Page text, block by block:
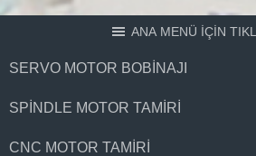
ANA MENÜ İÇİN
SERVO MOTOR BOBINAJI
SPINDLE MOTOR TAMIRI
CNC MOTOR TAMIRI